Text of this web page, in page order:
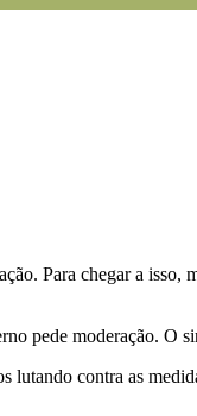
Para chegar a isso,
pede moderação. O
contra as